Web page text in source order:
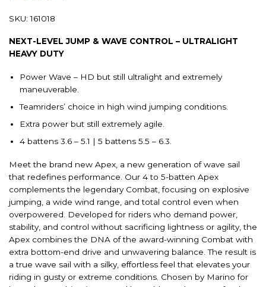
SKU: 161018
NEXT-LEVEL JUMP & WAVE CONTROL – ULTRALIGHT
HEAVY DUTY
Power Wave – HD but still ultralight and extremely
maneuverable.
Teamriders’ choice in high wind jumping conditions.
Extra power but still extremely agile.
4 battens 3.6 – 5.1 | 5 battens 5.5 – 6.3.
Meet the brand new Apex, a new generation of wave sail
that redefines performance. Our 4 to 5-batten Apex
complements the legendary Combat, focusing on explosive
jumping, a wide wind range, and total control even when
overpowered. Developed for riders who demand power,
stability, and control without sacrificing lightness or agility, the
Apex combines the DNA of the award-winning Combat with
extra bottom-end drive and unwavering balance. The result is
a true wave sail with a silky, effortless feel that elevates your
riding in gusty or extreme conditions. Chosen by Marino for